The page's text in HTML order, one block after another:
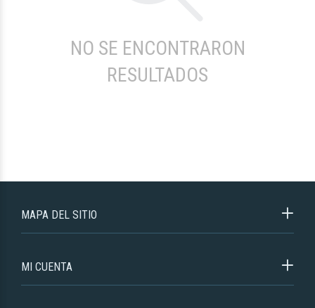
NO SE ENCONTRARON
RESULTADOS
MAPA DEL SITIO
MI CUENTA